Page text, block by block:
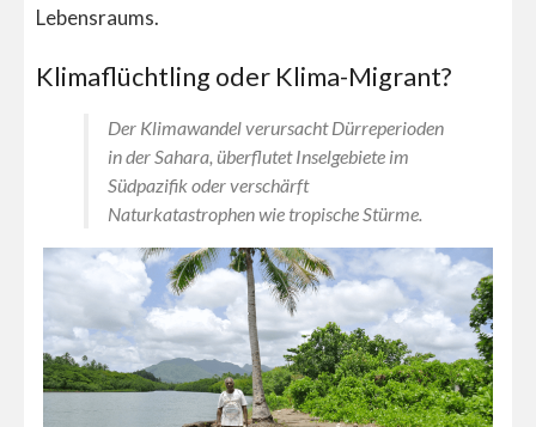
Lebensraums.
Klimaflüchtling oder Klima-Migrant?
Der Klimawandel verursacht Dürreperioden
in der Sahara, überflutet Inselgebiete im
Südpazifik oder verschärft
Naturkatastrophen wie tropische Stürme.